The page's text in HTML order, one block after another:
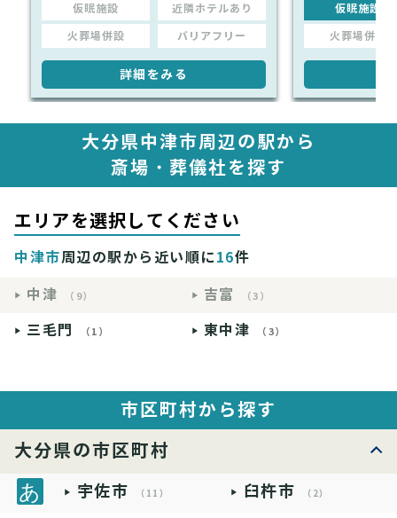
仮眠施設 近隣ホテルあり
火葬場併設 バリアフリー
詳細をみる
仮眠施設
火葬場併設
大分県中津市周辺の駅から
斎場・葬儀社を探す
エリアを選択してください
中津市周辺の駅から近い順に16件
中津
（9） 吉富 （3）
三毛門 （1） 東中津 （3）
市区町村から探す
大分県の市区町村
宇佐市 （11） 臼杵市 （2）